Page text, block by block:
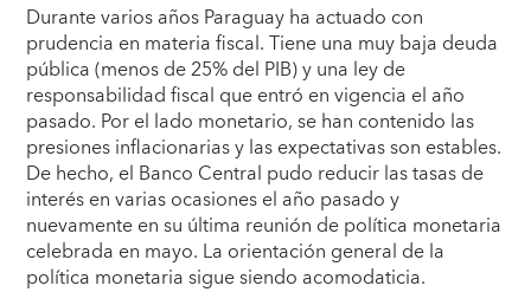
Durante varios años Paraguay ha actuado con
prudencia en materia fiscal. Tiene una muy baja deuda
pública (menos de 25% del PIB) y una ley de
responsabilidad fiscal que entró en vigencia el año
pasado. Por el lado monetario, se han contenido las
presiones inflacionarias y las expectativas son estables.
De hecho, el Banco Central pudo reducir las tasas de
interés en varias ocasiones el año pasado y
nuevamente en su última reunión de política monetaria
celebrada en mayo. La orientación general de la
política monetaria sigue siendo acomodaticia.